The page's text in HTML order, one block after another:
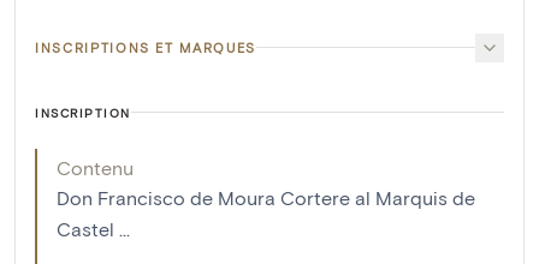
INSCRIPTIONS ET MARQUES
INSCRIPTION
Contenu
Don Francisco de Moura Cortere al Marquis de
Castel ...